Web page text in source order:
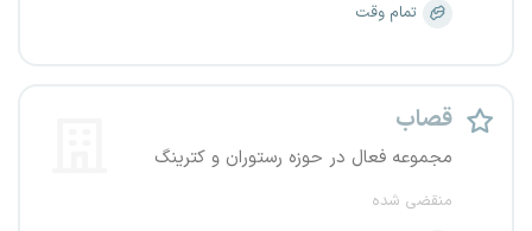
تمام وقت
قصاب
مجموعه فعال در حوزه رستوران و کترینگ
منقضی شده